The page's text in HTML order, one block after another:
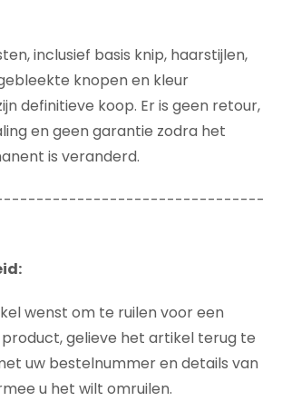
inclusief basis knip, haarstijlen,
knopen en kleur
definitieve koop. Er is geen retour,
en geen garantie zodra het
is veranderd.
wenst om te ruilen voor een
gelieve het artikel terug te
uw bestelnummer en details van
u het wilt omruilen.